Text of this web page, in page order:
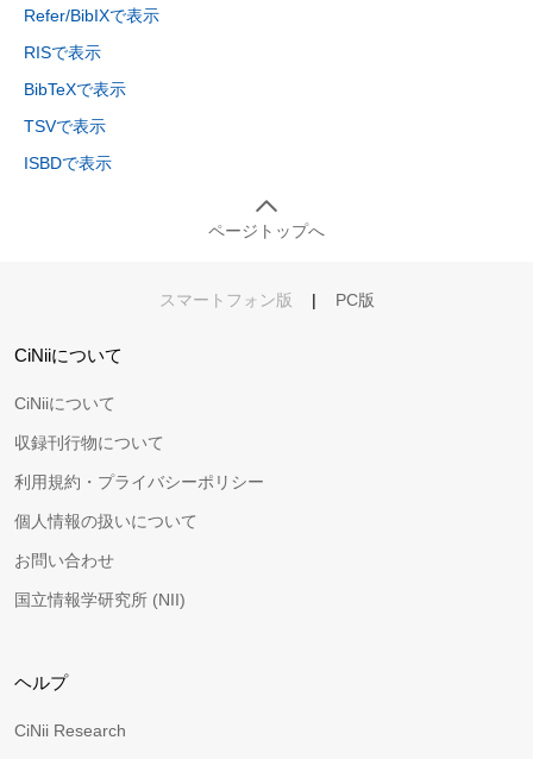
Refer/BibIXで表示
RISで表示
BibTeXで表示
TSVで表示
ISBDで表示
ページトップへ
スマートフォン版 | PC版
CiNiiについて
CiNiiについて
収録刊行物について
利用規約・プライバシーポリシー
個人情報の扱いについて
お問い合わせ
国立情報学研究所 (NII)
ヘルプ
CiNii Research